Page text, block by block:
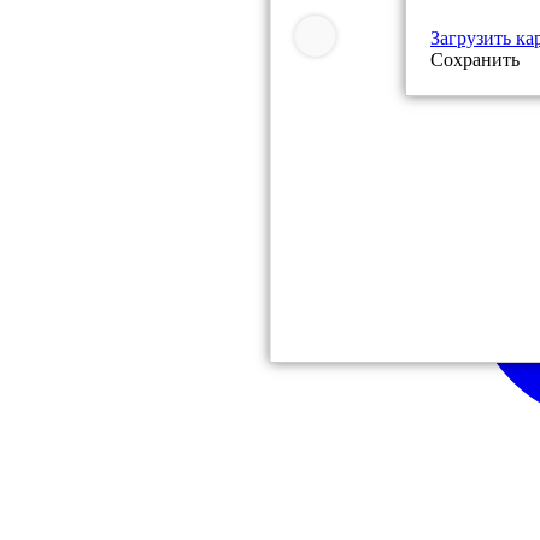
Загрузить
Сохранить